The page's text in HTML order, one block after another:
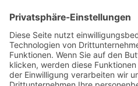
dem Abschleppdienst
angebotenen
Alles unter
Informationen